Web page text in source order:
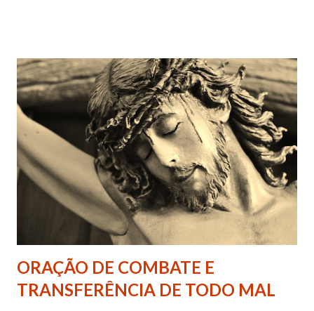
tentação me venceu. E confesso a minha culpa por
ter cedido às suas insinuações me deixando
envolver. Mas, neste momento, eu me agarro com
todas as minhas forças ao poder de Tua Santa Cruz.
Jesus, eu suplico que o Senhor ordene a todas as
forças espirituais malignas que me amarram e
atormentam por meio desses sentimentos para que se
afastem de mim juntamente com todas as suas
tentações. Senhor Jesus, a partir de agora eu não
de impotência, de apego, de escravidão
sentimental, de devassidão, de adultério, de
ORAÇÃO DE COMBATE E
TRANSFERÊNCIA DE TODO MAL